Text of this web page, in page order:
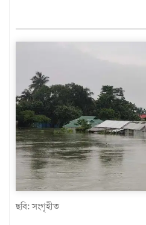
উত্তর
আমেরিকা
দক্ষিণ
আমেরিকা
ওশেনিয়া
এন্টারটিকা
বিনোদন
ভিডিও
ছবি: সংগৃহীত